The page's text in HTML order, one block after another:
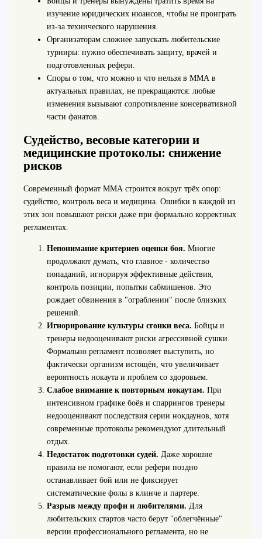
изучение юридических нюансов, чтобы не проиграть
из‑за технического нарушения.
Организаторам сложнее запускать любительские
турниры: нужно обеспечивать защиту, врачей и
подготовленных рефери.
Споры о том, что можно и что нельзя в ММА в
актуальных правилах, не прекращаются: любые
изменения вызывают сопротивление консервативной
части фанатов.
Судейство, весовые категории и
медицинские протоколы: снижение
рисков
Современный формат ММА строится вокруг трёх опор:
судейство, контроль веса и медицина. Ошибки в каждой из
этих зон повышают риски даже при формально корректных
регламентах.
Непонимание критериев оценки боя. Многие
продолжают думать, что главное - количество
попаданий, игнорируя эффективные действия,
контроль позиции, попытки сабмишенов. Это
рождает обвинения в "ограблении" после близких
решений.
Игнорирование культуры сгонки веса. Бойцы и
тренеры недооценивают риски агрессивной сушки.
Формально регламент позволяет выступить, но
фактически организм истощён, что увеличивает
вероятность нокаута и проблем со здоровьем.
Слабое внимание к повторным нокаутам. При
интенсивном графике боёв и спаррингов тренеры
недооценивают последствия серии нокдаунов, хотя
современные протоколы рекомендуют длительный
отдых.
Недостаток подготовки судей. Даже хорошие
правила не помогают, если рефери поздно
останавливает бой или не фиксирует
систематические фолы в клинче и партере.
Разрыв между профи и любителями. Для
любительских стартов часто берут "облегчённые"
версии профессионального регламента, но не